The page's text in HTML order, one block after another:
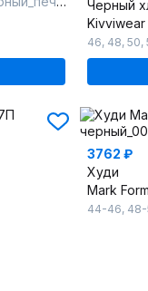
Kivviwear
46, 48, 50,
3762 ₽
Худи
Mark
44-46,